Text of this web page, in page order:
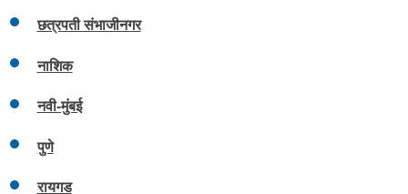
छत्रपती संभाजीनगर
नाशिक
नवी-मुंबई
पुणे
रायगड